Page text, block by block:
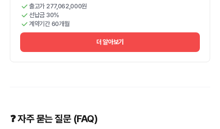
출고가 277,062,000원
선납금 30%
계약기간 60개월
더 알아보기
❓ 자주 묻는 질문 (FAQ)